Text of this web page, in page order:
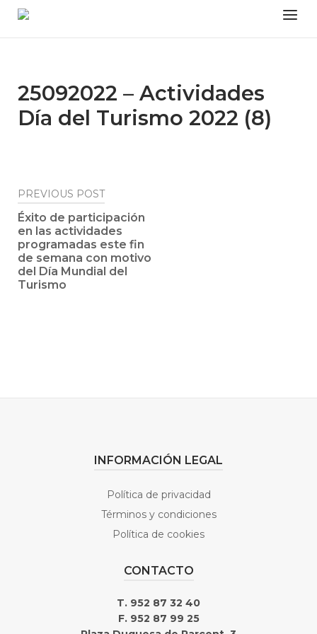
Skip
Menu
25092022 – Actividades
Día del Turismo 2022 (8)
Post
navigation
PREVIOUS POST
Éxito de participación
en las actividades
programadas este fin
de semana con motivo
del Día Mundial del
Turismo
INFORMACIÓN LEGAL
Política de privacidad
Términos y condiciones
Política de cookies
CONTACTO
T. 952 87 32 40
F. 952 87 99 25